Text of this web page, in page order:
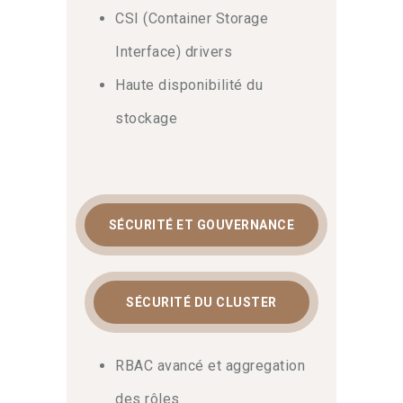
CSI (Container Storage
Interface) drivers
Haute disponibilité du
stockage
SÉCURITÉ ET GOUVERNANCE
SÉCURITÉ DU CLUSTER
RBAC avancé et aggregation
des rôles